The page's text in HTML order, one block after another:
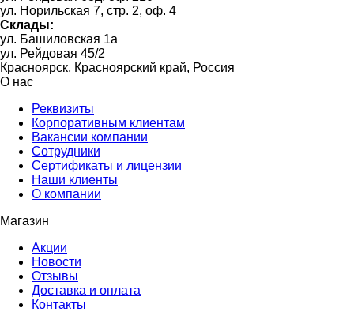
ул. Норильская 7, стр. 2, оф. 4
Склады:
ул. Башиловская 1а
ул. Рейдовая 45/2
Красноярск, Красноярский край, Россия
О нас
Реквизиты
Корпоративным клиентам
Вакансии компании
Сотрудники
Сертификаты и лицензии
Наши клиенты
О компании
Магазин
Акции
Новости
Отзывы
Доставка и оплата
Контакты